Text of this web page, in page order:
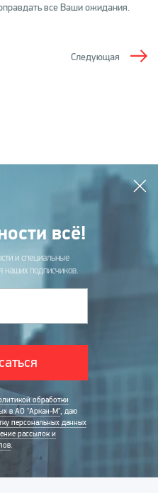
все Ваши ожидания.
Следующая
всё!
и специальные
наших подписчиков.
обработки
в АО "Аркан-М", даю
персональных данных
рассылок и
.